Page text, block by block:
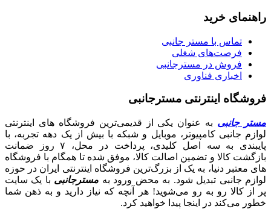
راهنمای خرید
تماس با مستر جانبی
فرصت‌های شغلی
فروش در مسترجانبی
اخباری فناوری
فروشگاه اینترنتی مسترجانبی
مستر جانبی به عنوان یکی از قدیمی‌ترین فروشگاه های اینترنتی
لوازم جانبی کامپیوتر، موبایل و شبکه با بیش از یک دهه تجربه، با
پایبندی به سه اصل کلیدی، پرداخت در محل، ۷ روز ضمانت
بازگشت کالا و تضمین اصالت کالا، موفق شده تا همگام با فروشگاه‌
های معتبر دنیا، به یک از بزرگ‌ترین فروشگاه اینترنتی ایران در حوزه
لوازم جانبی تبدیل شود. به محض ورود به مسترجانبی با یک سایت
پر از کالا رو به رو می‌شوید! هر آنچه که نیاز دارید و به ذهن شما
خطور می‌کند در اینجا پیدا خواهید کرد.